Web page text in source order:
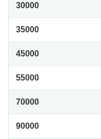
30000
35000
45000
55000
70000
90000